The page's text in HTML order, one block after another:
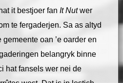
it bestjoer fanIt Nutwer
te fergaderjen. Sa as altyd
oan ’e oarder en
belangryk binne
hat fansels wer nei de